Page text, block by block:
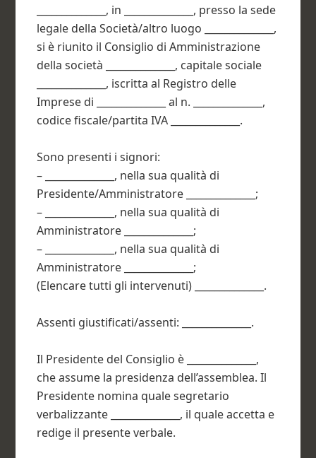
______________, in ______________, presso la sede
legale della Società/altro luogo ______________,
si è riunito il Consiglio di Amministrazione
della società ______________, capitale sociale
______________, iscritta al Registro delle
Imprese di ______________ al n. ______________,
codice fiscale/partita IVA ______________.
Sono presenti i signori:
– ______________, nella sua qualità di
Presidente/Amministratore ______________;
– ______________, nella sua qualità di
Amministratore ______________;
– ______________, nella sua qualità di
Amministratore ______________;
(Elencare tutti gli intervenuti) ______________.
Assenti giustificati/assenti: ______________.
Il Presidente del Consiglio è ______________,
che assume la presidenza dell’assemblea. Il
Presidente nomina quale segretario
verbalizzante ______________, il quale accetta e
redige il presente verbale.